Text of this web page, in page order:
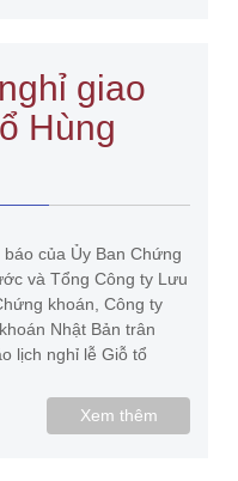
giao
Hùng
của Ủy Ban Chứng
và Tổng Công ty Lưu
khoán, Công ty
Nhật Bản trân
lịch nghỉ lễ Giỗ tổ
Xem thêm